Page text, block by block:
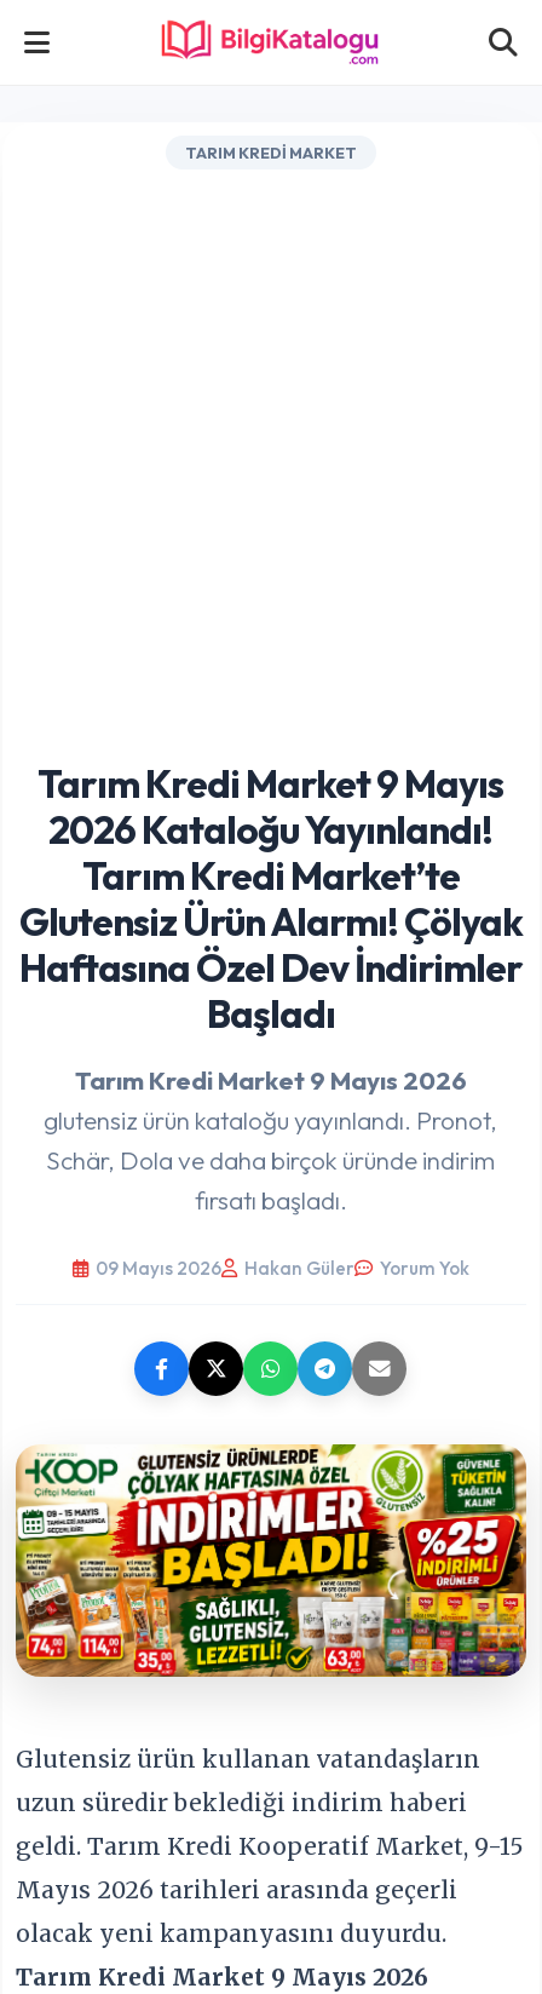
TARIM KREDI MARKET
Tarım Kredi Market 9 Mayıs
2026 Kataloğu Yayınlandı!
Tarım Kredi Market’te
Glutensiz Ürün Alarmı! Çölyak
Haftasına Özel Dev İndirimler
Başladı
Tarım Kredi Market 9 Mayıs 2026
glutensiz ürün kataloğu yayınlandı. Pronot,
Schär, Dola ve daha birçok üründe indirim
fırsatı başladı.
09 Mayıs 2026 Hakan Güler Yorum Yok
Glutensiz ürün kullanan vatandaşların
uzun süredir beklediği indirim haberi
geldi. Tarım Kredi Kooperatif Market, 9-15
Mayıs 2026 tarihleri arasında geçerli
olacak yeni kampanyasını duyurdu.
Tarım Kredi Market 9 Mayıs 2026